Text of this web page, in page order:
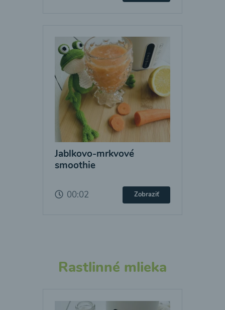
Jablkovo-mrkvové
smoothie
00:02 Zobraziť
Rastlinné mlieka